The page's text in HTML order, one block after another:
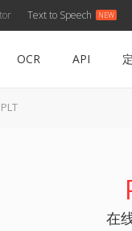
Text to Speech
OCR API
在